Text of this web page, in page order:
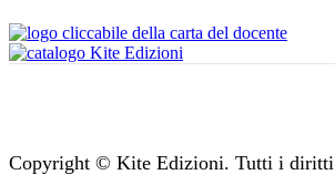
Copyright © Kite Edizioni. Tutti i diritti